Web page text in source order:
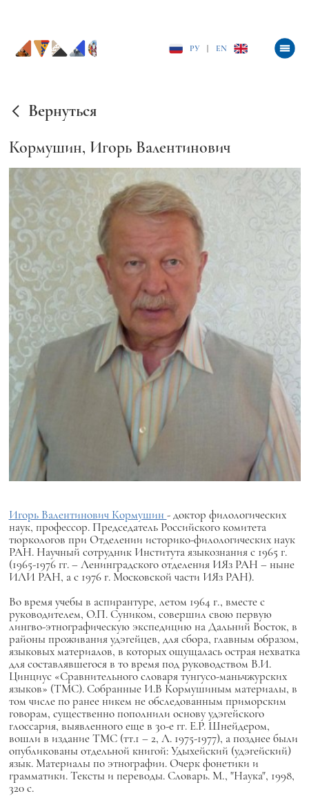
РУ EN
Вернуться
Кормушин, Игорь Валентинович
Игорь Валентинович Кормушин - доктор филологических
наук, профессор. Председатель Российского комитета
тюркологов при Отделении историко-филологических наук
РАН. Научный сотрудник Института языкознания с 1965 г.
(1965-1976 гг. – Ленинградского отделения ИЯз РАН – ныне
ИЛИ РАН, а с 1976 г. Московской части ИЯз РАН).
Во время учебы в аспирантуре, летом 1964 г., вместе с
руководителем, О.П. Суником, совершил свою первую
лингво-этнографическую экспедицию на Дальний Восток, в
районы проживания удэгейцев, для сбора, главным образом,
языковых материалов, в которых ощущалась острая нехватка
для составлявшегося в то время под руководством В.И.
Цинциус «Сравнительного словаря тунгусо-маньчжурских
языков» (ТМС). Собранные И.В Кормушиным материалы, в
том числе по ранее никем не обследованным приморским
говорам, существенно пополнили основу удэгейского
глоссария, выявленного еще в 30-е гг. Е.Р. Шнейдером,
вошли в издание ТМС (тт.1 – 2, Л. 1975-1977), а позднее были
опубликованы отдельной книгой: Удыхейский (удэгейский)
язык. Материалы по этнографии. Очерк фонетики и
грамматики. Тексты и переводы. Словарь. М., "Наука", 1998,
320 с.